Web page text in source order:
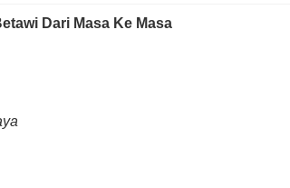
Dari Masa Ke Masa